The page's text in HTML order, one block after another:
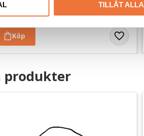
TILLÅT ALLA
produkter